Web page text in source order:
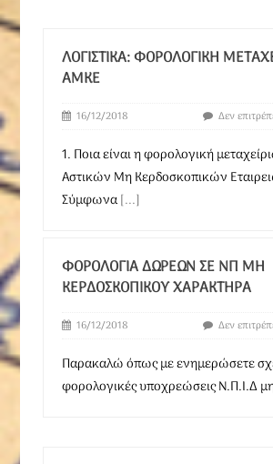
ΛΟΓΙΣΤΙΚΆ: ΦΟΡΟΛΟΓΙΚΉ
ΑΜΚΕ
16/12/2018 Δεν
1. Ποια είναι η φορολογική
Αστικών Μη Κερδοσκοπικών
Σύμφωνα[...]
ΦΟΡΟΛΟΓΊΑ ΔΩΡΕΏΝ ΣΕ ΝΠ ΜΗ
ΚΕΡΔΟΣΚΟΠΙΚΟΎ ΧΑΡΑΚΤΉΡΑ
16/12/2018 Δεν
Παρακαλώ όπως με ενημερώσετε
φορολογικές υποχρεώσεις Ν.Π.Ι.Δ